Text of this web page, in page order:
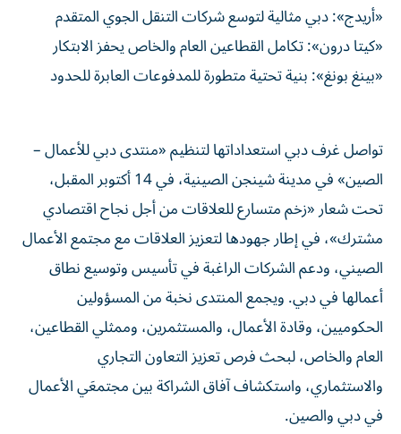
«أريدج»: دبي مثالية لتوسع شركات التنقل الجوي المتقدم
«كيتا درون»: تكامل القطاعين العام والخاص يحفز الابتكار
«بينغ بونغ»: بنية تحتية متطورة للمدفوعات العابرة للحدود
تواصل غرف دبي استعداداتها لتنظيم «منتدى دبي للأعمال –
الصين» في مدينة شينجن الصينية، في 14 أكتوبر المقبل،
تحت شعار «زخم متسارع للعلاقات من أجل نجاح اقتصادي
مشترك»، في إطار جهودها لتعزيز العلاقات مع مجتمع الأعمال
الصيني، ودعم الشركات الراغبة في تأسيس وتوسيع نطاق
أعمالها في دبي. ويجمع المنتدى نخبة من المسؤولين
الحكوميين، وقادة الأعمال، والمستثمرين، وممثلي القطاعين،
العام والخاص، لبحث فرص تعزيز التعاون التجاري
والاستثماري، واستكشاف آفاق الشراكة بين مجتمعَي الأعمال
في دبي والصين.